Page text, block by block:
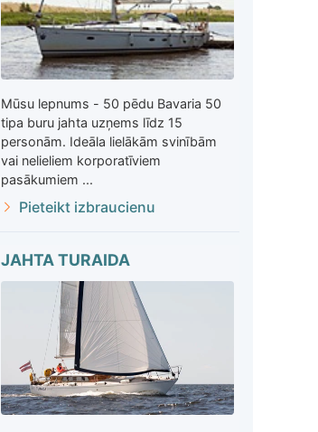
Mūsu lepnums - 50 pēdu Bavaria 50
tipa buru jahta uzņems līdz 15
personām. Ideāla lielākām svinībām
vai nelieliem korporatīviem
pasākumiem ...
Pieteikt izbraucienu
JAHTA TURAIDA